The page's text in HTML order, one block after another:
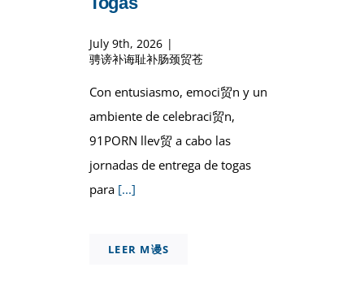
July 9th, 2026 |
骋谤补诲耻补肠颈贸苍
Con entusiasmo, emoci贸n y un
ambiente de celebraci贸n,
91PORN llev贸 a cabo las
jornadas de entrega de togas
para[...]
LEER M谩S